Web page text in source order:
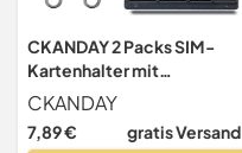
CKANDAY 2 Packs SIM-
Kartenhalter mit
Fachöffnerstiften, Karten-
Aufbewahrungs-
Werkzeug-Set für
CKANDAY
7,89 € gratis Versand